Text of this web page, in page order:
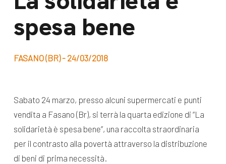
spesa bene
FASANO (BR) - 24/03/2018
Sabato 24 marzo, presso alcuni supermercati e punti
vendita a Fasano (Br), si terrà la quarta edizione di “La
solidarietà è spesa bene”, una raccolta straordinaria
per il contrasto alla povertà attraverso la distribuzione
di beni di prima necessità.
Lavora con noi
Bilancio di
missione
appuntamenti
News
Appuntamenti
dal Sud
Videomagazine
e blog progetti